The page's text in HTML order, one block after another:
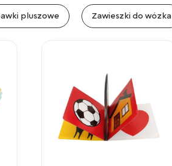
pluszowe Zawieszki do wózka